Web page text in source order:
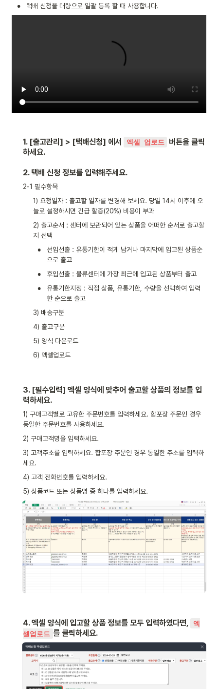
• 택배 신청을 대량으로 일괄 등록 할 때 사용합니다.
1. [출고관리] > [택배신청] 에서 엑셀 업로드
버튼을 클릭
하세요.
2. 택배 신청 정보를 입력해주세요.
2-1 필수항목
1) 요청일자 : 출고할 일자를 변경해 보세요. 당일 14시 이후에 오
늘로 설정하시면 긴급 할증(20%) 비용이 부과
2) 출고순서 : 센터에 보관되어 있는 상품을 어떠한 순서로 출고할
지 선택
•
선입선출 : 유통기한이 적게 남거나 마지막에 입고된 상품순
으로 출고
• 후입선출 : 물류센터에 가장 최근에 입고된 상품부터 출고
•
유통기한지정 : 직접 상품, 유통기한, 수량을 선택하여 입력
한 순으로 출고
3) 배송구분
4) 출고구분
5) 양식 다운로드
6) 엑셀업로드
3. [필수입력] 엑셀 양식에 맞추어 출고할 상품의 정보를 입
력하세요.
1) 구매고객별로 고유한 주문번호를 입력하세요. 합포장 주문인 경우
동일한 주문번호를 사용하세요.
2) 구매고객명을 입력하세요.
3) 고객주소를 입력하세요. 합포장 주문인 경우 동일한 주소를 입력하
세요.
4) 고객 전화번호를 입력하세요.
5) 상품코드 또는 상품명 중 하나를 입력하세요.
4. 엑셀 양식에 입고할 상품 정보를 모두 입력하였다면,
엑
셀업로드 를 클릭하세요.